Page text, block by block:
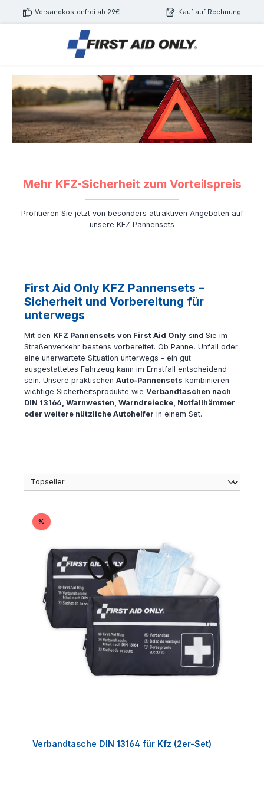
Zum Hauptinhalt springen
Versandkostenfrei ab 29€ Kauf auf Rechnung
Mehr KFZ-Sicherheit zum Vorteilspreis
Profitieren Sie jetzt von besonders attraktiven Angeboten auf
unsere KFZ Pannensets
First Aid Only KFZ Pannensets –
Sicherheit und Vorbereitung für
unterwegs
Mit den KFZ Pannensets von First Aid Only sind Sie im
Straßenverkehr bestens vorbereitet. Ob Panne, Unfall oder
eine unerwartete Situation unterwegs – ein gut
ausgestattetes Fahrzeug kann im Ernstfall entscheidend
sein. Unsere praktischen Auto-Pannensets kombinieren
wichtige Sicherheitsprodukte wie Verbandtaschen nach
DIN 13164, Warnwesten, Warndreiecke, Notfallhämmer
oder weitere nützliche Autohelfer in einem Set.
%Rabatt
Verbandtasche DIN 13164 für Kfz (2er-Set)